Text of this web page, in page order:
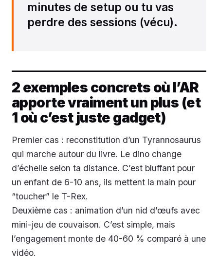
minutes de setup ou tu vas
perdre des sessions (vécu).
2 exemples concrets où l’AR
apporte vraiment un plus (et
1 où c’est juste gadget)
Premier cas : reconstitution d’un Tyrannosaurus
qui marche autour du livre. Le dino change
d’échelle selon ta distance. C’est bluffant pour
un enfant de 6-10 ans, ils mettent la main pour
“toucher” le T-Rex.
Deuxième cas : animation d’un nid d’œufs avec
mini-jeu de couvaison. C’est simple, mais
l’engagement monte de 40-60 % comparé à une
vidéo.